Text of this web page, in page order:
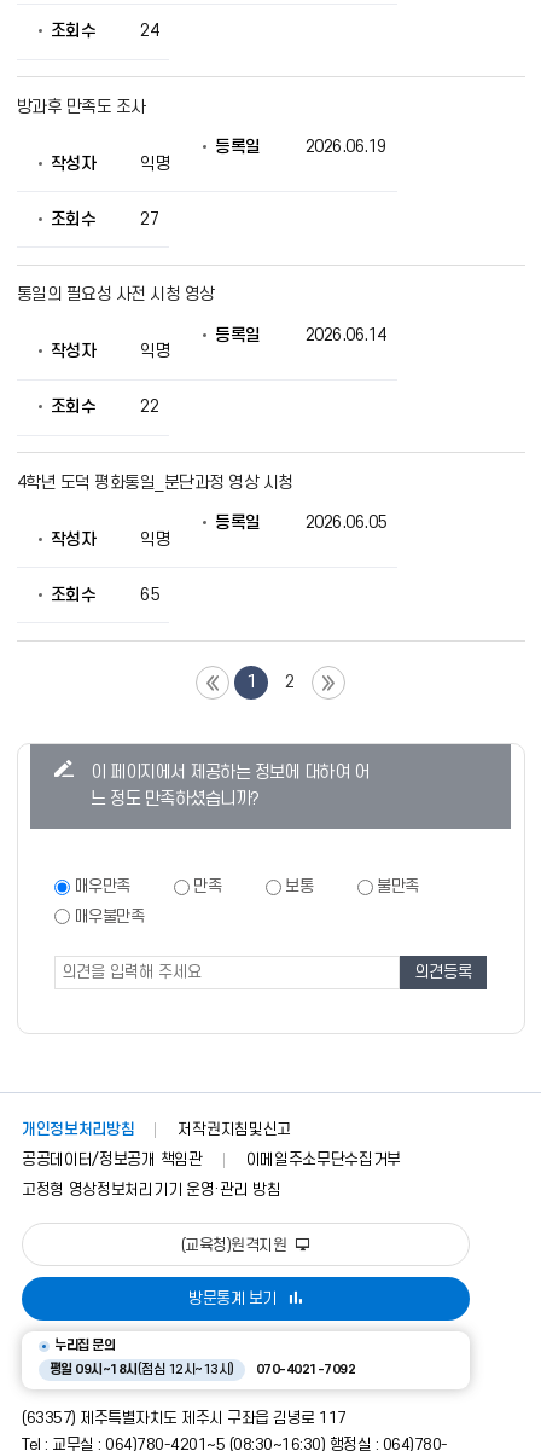
조회수 24
방과후 만족도 조사
작성자 익명
등록일 2026.06.19
조회수 27
통일의 필요성 사전 시청 영상
작성자 익명
등록일 2026.06.14
조회수 22
4학년 도덕 평화통일_분단과정 영상 시청
작성자 익명
등록일 2026.06.05
조회수 65
1 2
이 페이지에서 제공하는 정보에 대하여 어
느 정도 만족하셨습니까?
만
족
조
사
매우만족 만족 보통
불만족
매우불만족
개인정보처리방침
저작권지침및신고
공공데이터/정보공개 책임관
이메일주소무단수집거부
고정형 영상정보처리기기 운영·관리 방침
(교육청)원격지원
방문통계 보기
누리집 문의
평일 09시~18시 (점심 12시~13시) 070-4021-7092
(63357) 제주특별자치도 제주시 구좌읍 김녕로 117
Tel : 교무실 : 064)780-4201~5 (08:30~16:30) 행정실 : 064)780-